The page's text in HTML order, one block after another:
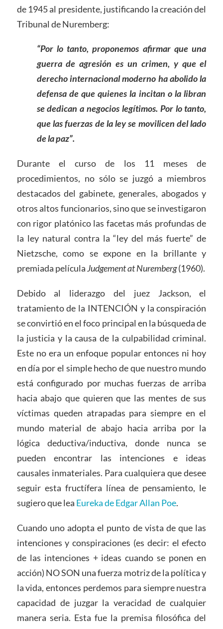
de 1945 al presidente, justificando la creación del
Tribunal de Nuremberg:
“Por lo tanto, proponemos afirmar que una
guerra de agresión es un crimen, y que el
derecho internacional moderno ha abolido la
defensa de que quienes la incitan o la libran
se dedican a negocios legítimos. Por lo tanto,
que las fuerzas de la ley se movilicen del lado
de la paz”.
Durante el curso de los 11 meses de
procedimientos, no sólo se juzgó a miembros
destacados del gabinete, generales, abogados y
otros altos funcionarios, sino que se investigaron
con rigor platónico las facetas más profundas de
la ley natural contra la “ley del más fuerte” de
Nietzsche, como se expone en la brillante y
premiada películaJudgement at Nuremberg(1960).
Debido al liderazgo del juez Jackson, el
tratamiento de la INTENCIÓN y la conspiración
se convirtió en el foco principal en la búsqueda de
la justicia y la causa de la culpabilidad criminal.
Este no era un enfoque popular entonces ni hoy
en día por el simple hecho de que nuestro mundo
está configurado por muchas fuerzas de arriba
hacia abajo que quieren que las mentes de sus
víctimas queden atrapadas para siempre en el
mundo material de abajo hacia arriba por la
lógica deductiva/inductiva, donde nunca se
pueden encontrar las intenciones e ideas
causales inmateriales. Para cualquiera que desee
seguir esta fructífera línea de pensamiento, le
sugiero que lea Eureka de Edgar Allan Poe.
Cuando uno adopta el punto de vista de que las
intenciones y conspiraciones (es decir: el efecto
de las intenciones + ideas cuando se ponen en
acción) NO SON una fuerza motriz de la política y
la vida, entonces perdemos para siempre nuestra
capacidad de juzgar la veracidad de cualquier
manera seria. Esta fue la premisa filosófica del